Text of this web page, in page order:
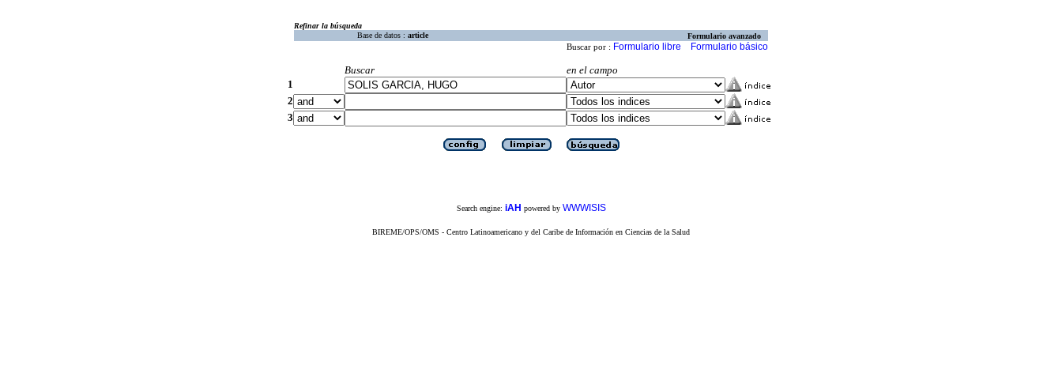
Refinar la búsqueda
Base de datos : article Formulario avanzado
Buscar por : Formulario libre Formulario básico
Buscar
en el campo
1
2
3
Search engine: iAH powered by WWWISIS
BIREME/OPS/OMS - Centro Latinoamericano y del Caribe de Información en Ciencias de la Salud